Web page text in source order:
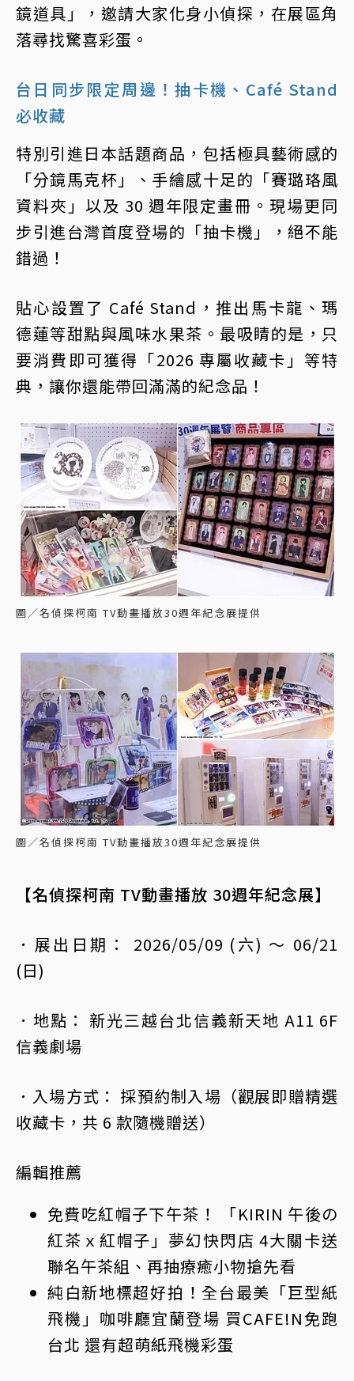
鏡道具」，邀請大家化身小偵探，在展區角
落尋找驚喜彩蛋。
台日同步限定周邊！抽卡機、Café Stand
必收藏
特別引進日本話題商品，包括極具藝術感的
「分鏡馬克杯」、手繪感十足的「賽璐珞風
資料夾」以及 30 週年限定畫冊。現場更同
步引進台灣首度登場的「抽卡機」，絕不能
錯過！
貼心設置了 Café Stand，推出馬卡龍、瑪
德蓮等甜點與風味水果茶。最吸睛的是，只
要消費即可獲得「2026 專屬收藏卡」等特
典，讓你還能帶回滿滿的紀念品！
圖／名偵探柯南 TV動畫播放30週年紀念展提供
圖／名偵探柯南 TV動畫播放30週年紀念展提供
【名偵探柯南 TV動畫播放 30週年紀念展】
．展出日期： 2026/05/09 (六) ～ 06/21
(日)
．地點： 新光三越台北信義新天地 A11 6F
信義劇場
．入場方式： 採預約制入場（觀展即贈精選
收藏卡，共 6 款隨機贈送）
編輯推薦
免費吃紅帽子下午茶！ 「KIRIN 午後の
紅茶ｘ紅帽子」夢幻快閃店 4大關卡送
聯名午茶組、再抽療癒小物搶先看
純白新地標超好拍！全台最美「巨型紙
飛機」咖啡廳宜蘭登場 買CAFE!N免跑
台北 還有超萌紙飛機彩蛋